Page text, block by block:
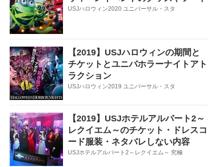
USJハロウィン2020 ユニバーサル・スタ
【2019】USJハロウィンの期間と
チケットとユニバホラーナイトアト
ラクション
USJハロウィン2019 ユニバーサル・スタ
【2019】USJホテルアルバート2～
レクイエム～のチケット・ドレスコ
ード服装・ネタバレしない内容
USJホテルアルバート2～レクイエム～ 究極